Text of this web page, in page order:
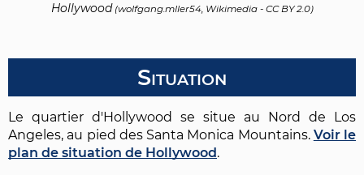
Hollywood(wolfgang.mller54, Wikimedia- CC BY 2.0)
Situation
Le quartier d'Hollywood se situe au Nord de Los
Angeles, au pied des Santa Monica Mountains. Voir le
plan de situation de Hollywood .